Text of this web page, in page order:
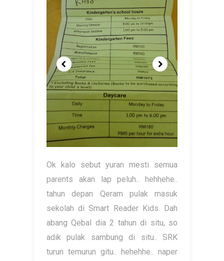
Ok kalo sebut yuran mesti semua
parents akan lap peluh.. hehhehe..
tahun depan Qeram pulak masuk
sekolah di Smart Reader Kids. Dah
abang Qebal dia 2 tahun di situ, so
adik pulak sambung di situ.. SRK
turun temurun gitu.. hehehhe.. naper